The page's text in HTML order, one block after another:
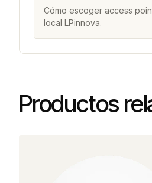
Cómo escoger access
local LPinnova.
Productos